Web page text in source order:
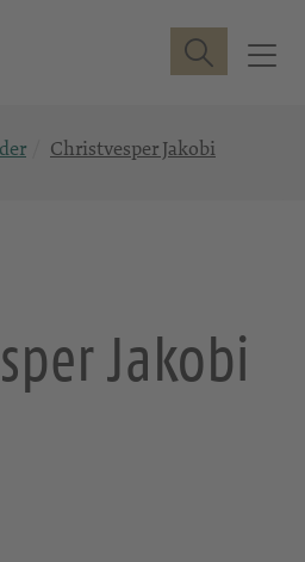
T
Suche
Christvesper Jakobi
Jakobi